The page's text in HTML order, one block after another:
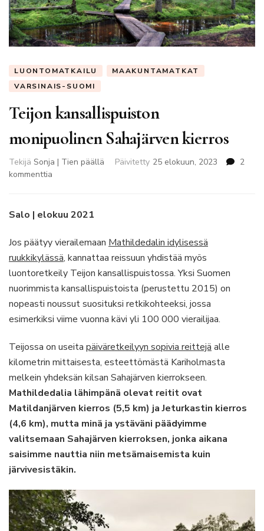
LUONTOMATKAILU
MAAKUNTAMATKAT
VARSINAIS-SUOMI
Teijon kansallispuiston
monipuolinen Sahajärven kierros
Tekijä Sonja | Tien päällä Päivitetty 25 elokuun, 2023
2
kommenttia
monipuolinen
Salo | elokuu 2021
Jos päätyy vierailemaan Mathildedalin idylisessä
ruukkikylässä, kannattaa reissuun yhdistää myös
luontoretkeily Teijon kansallispuistossa. Yksi Suomen
nuorimmista kansallispuistoista (perustettu 2015) on
nopeasti noussut suosituksi retkikohteeksi, jossa
esimerkiksi viime vuonna kävi yli 100 000 vierailijaa.
Teijossa on useita päiväretkeilyyn sopivia reittejä alle
kilometrin mittaisesta, esteettömästä Kariholmasta
melkein yhdeksän kilsan Sahajärven kierrokseen.
Mathildedalia lähimpänä olevat reitit ovat
Matildanjärven kierros (5,5 km) ja Jeturkastin kierros
(4,6 km), mutta minä ja ystäväni päädyimme
valitsemaan Sahajärven kierroksen, jonka aikana
saisimme nauttia niin metsämaisemista kuin
järvivesistäkin.